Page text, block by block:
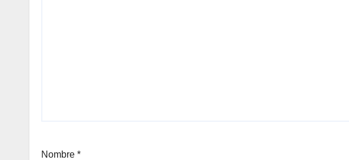
Nombre *